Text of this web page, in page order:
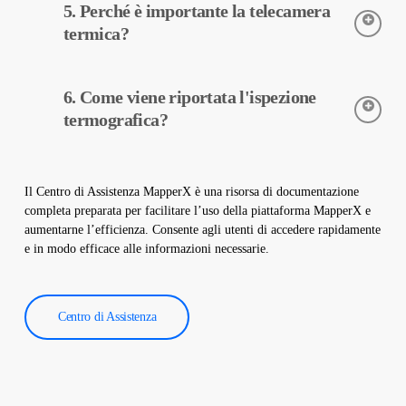
viene eseguita senza apportare modifiche fisiche al vostro
impianto. Non danneggia il sito e aiuta a mantenere il vostro
5. Perché è importante la telecamera
termica?
precisione le temperature delle apparecchiature negli impianti
solari. Queste telecamere aiutano nella diagnosi precoce dei
6. Come viene riportata l'ispezione
termografica?
sono utilizzati per migliorare l’efficienza degli impianti solari e
ridurre i costi operativi.
Il Centro di Assistenza MapperX è una risorsa di documentazione
completa preparata per facilitare l’uso della piattaforma MapperX e
aumentarne l’efficienza. Consente agli utenti di accedere rapidamente
e in modo efficace alle informazioni necessarie.
Centro di Assistenza